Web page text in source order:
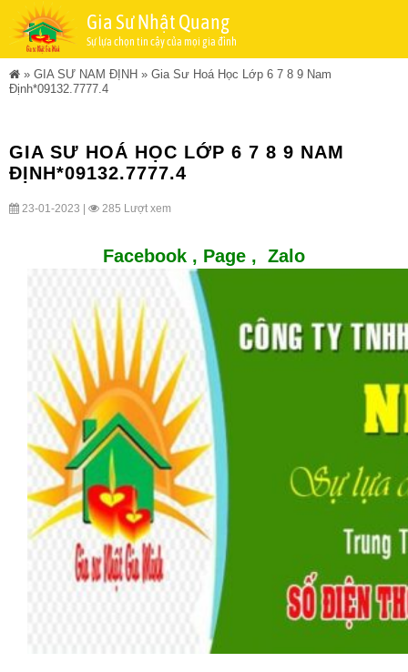
Gia Sư Nhật Quang
Sự lựa chọn tin cậy của mọi gia đình
» GIA SƯ NAM ĐỊNH » Gia Sư Hoá Học Lớp 6 7 8 9 Nam
Định*09132.7777.4
GIA SƯ HOÁ HỌC LỚP 6 7 8 9 NAM
ĐỊNH*09132.7777.4
23-01-2023 | 285 Lượt xem
Facebook , Page , Zalo